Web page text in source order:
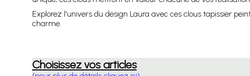
Explorez l'univers du design Laura avec ces clous tapissier
charme.
Choisissez vos articles